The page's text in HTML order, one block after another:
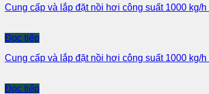
Cung cấp và lắp đặt nồi hơi công suất 1000
Đọc tiếp
Cung cấp và lắp đặt nồi hơi công suất 1000 kg/
Đọc tiếp